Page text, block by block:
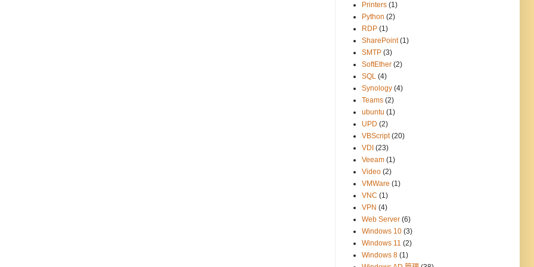
Printers (1)
Python (2)
RDP (1)
SharePoint (1)
SMTP (3)
SoftEther (2)
SQL (4)
Synology (4)
Teams (2)
ubuntu (1)
UPD (2)
VBScript (20)
VDI (23)
Veeam (1)
Video (2)
VMWare (1)
VNC (1)
VPN (4)
Web Server (6)
Windows 10 (3)
Windows 11 (2)
Windows 8 (1)